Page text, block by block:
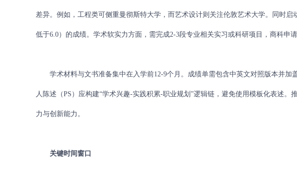
差异。例如，工程类可侧重曼彻斯特大学，而艺术设计则关注伦敦艺术大学。同时
低于6.0）的成绩。学术软实力方面，需完成2-3段专业相关实习或科研项目，商科申
学术材料与文书准备集中在入学前12-9个月。成绩单需包含中英文对照版本并加
人陈述（PS）应构建“学术兴趣-实践积累-职业规划”逻辑链，避免使用模板化表述
力与创新能力。
关键时间窗口